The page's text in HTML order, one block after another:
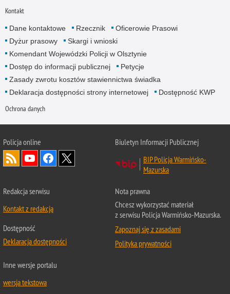
Kontakt
Dane kontaktowe Rzecznik
Oficerowie Prasowi
Dyżur prasowy
Skargi i wnioski
Komendant Wojewódzki Policji w Olsztynie
Dostęp do informacji publicznej
Petycje
Zasady zwrotu kosztów stawiennictwa świadka
Deklaracja dostępności strony internetowej
Dostępność KWP
Ochrona danych
Policja online
Biuletyn Informacji Publicznej
BIP Policja Warmińsko-
Mazurska
Redakcja serwisu
Kontakt z redakcją
Dostępność
Deklaracja dostępności
Nota prawna
Chcesz wykorzystać materiał
z serwisu Policja Warmińsko-Mazurska.
Zapoznaj się z zasadami
Polityka prywatności
Inne wersje portalu
wersja tekstowa